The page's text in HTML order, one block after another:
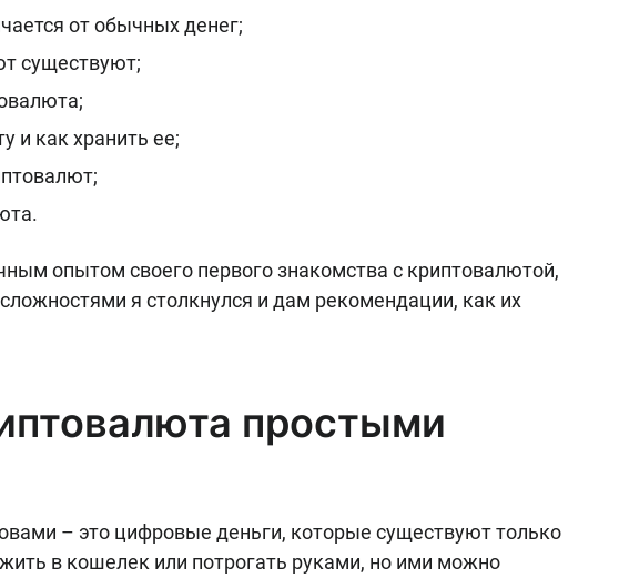
от обычных денег;
существуют;
и как хранить ее;
опытом своего первого знакомства с криптовалютой,
я столкнулся и дам рекомендации, как их
простыми
– это цифровые деньги, которые существуют только
в кошелек или потрогать руками, но ими можно